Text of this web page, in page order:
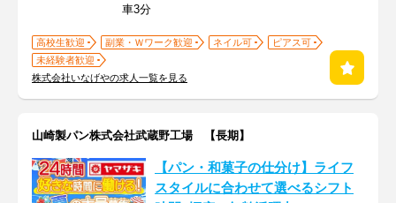
車3分
高校生歓迎 副業・Ｗワーク歓迎 ネイル可
ピアス可
未経験者歓迎
株式会社いなげやの求人一覧を見る
山崎製パン株式会社武蔵野工場 【長期】
【パン・和菓子の仕分け】ライフ
スタイルに合わせて選べるシフト